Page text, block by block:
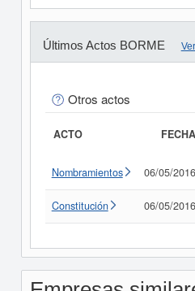
Últimos Actos BORME
Otros actos
ACTO FECHA
Nombramientos 06/05/2016
Constitución 06/05/2016